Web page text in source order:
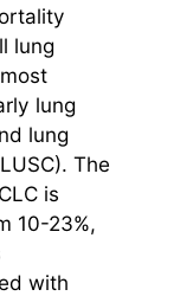
lung
lung
lung
The
is
10-23%,
with